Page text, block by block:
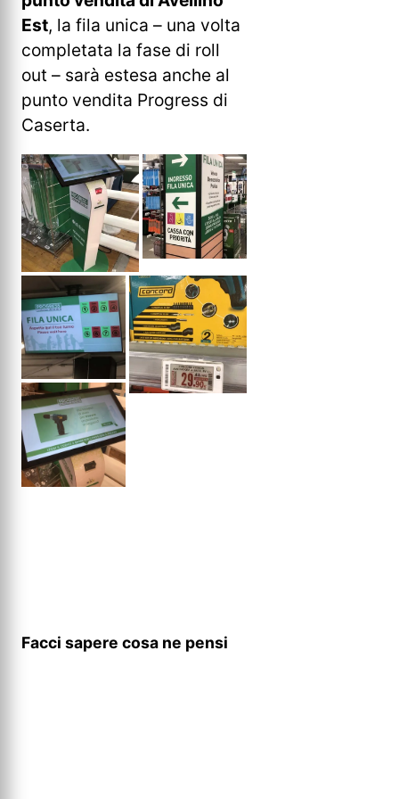
Est, la fila unica – una volta
completata la fase di roll
out – sarà estesa anche al
punto vendita Progress di
Caserta.
Facci sapere cosa ne pensi